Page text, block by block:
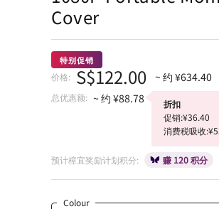
Cover
特别促销
价格: S$122.00 ~ 约 ¥634.40
总优惠额: ~ 约 ¥88.78
折扣
促销:¥36.40
消费税吸收
预计樟宜奖励计划积分: 赚 120 积分
Colour